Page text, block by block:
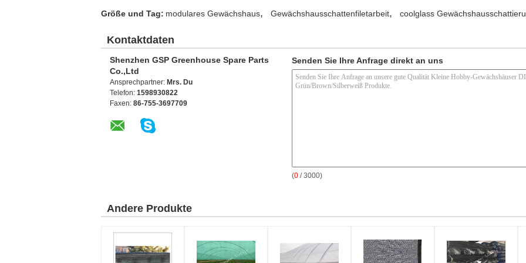
Größe und Tag: modulares Gewächshaus, Gewächshausschattenfiletarbeit, coolglass
Kontaktdaten
Shenzhen GSP Greenhouse Spare Parts
Co.,Ltd
Ansprechpartner: Mrs. Du
Telefon: 1598930822
Faxen: 86-755-3697709
Senden Sie Ihre Anfrage direkt an uns
(0 / 3000)
Andere Produkte